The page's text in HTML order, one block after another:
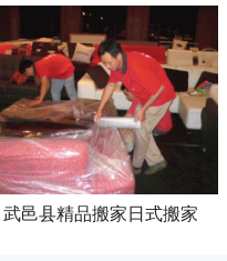
武邑县精品搬家日式搬家